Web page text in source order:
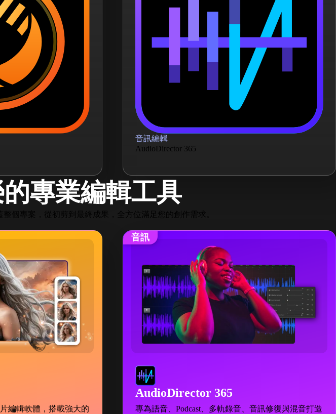
音訊編輯
AudioDirector 365
專業編輯工具
個專案，從初剪到最終成果，全方位滿足您的創作需求。
編輯軟體，搭載強大的
AudioDirector 365
專為語音、Podcast、多軌錄音、音訊修復與混音打造
音訊